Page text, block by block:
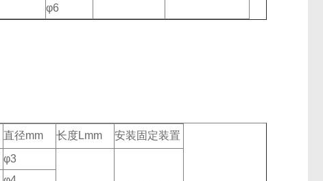
φ6
直径mm 长度Lmm
安装固定装置
φ3